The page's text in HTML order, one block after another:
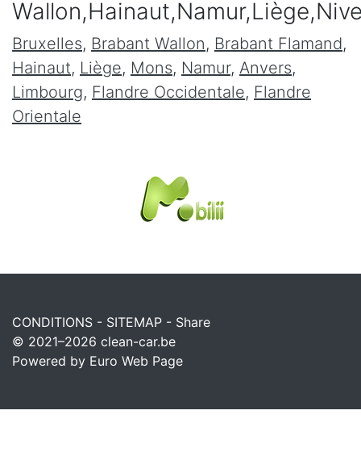
Bruxelles, Brabant Wallon, Brabant Flamand,
Hainaut, Liège, Mons, Namur, Anvers,
Limbourg, Flandre Occidentale, Flandre
Orientale
CONDITIONS - SITEMAP - Share
© 2021–2026 clean-car.be
Powered by Euro Web Page